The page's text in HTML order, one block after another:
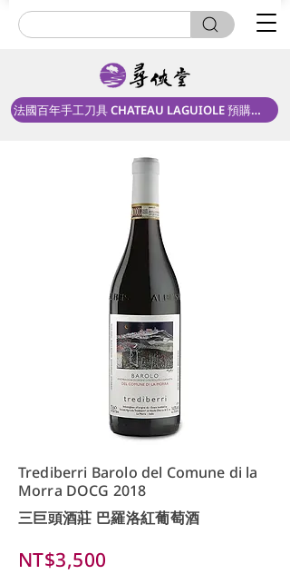
法國百年手工刀具 CHATEAU LAGUIOLE 預購中！
Trediberri Barolo del Comune di la
Morra DOCG 2018
三巨頭酒莊 巴羅洛紅葡萄酒
NT$3,500